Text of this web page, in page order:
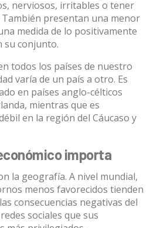
nerviosos, irritables o tener
presentan una menor
medida de lo positivamente
su conjunto.
todos los países de nuestro
varía de un país a otro. Es
en países anglo-célticos
mientras que es
en la región del Cáucaso y
importa
la geografía. A nivel mundial,
menos favorecidos tienden
consecuencias negativas del
sociales que sus